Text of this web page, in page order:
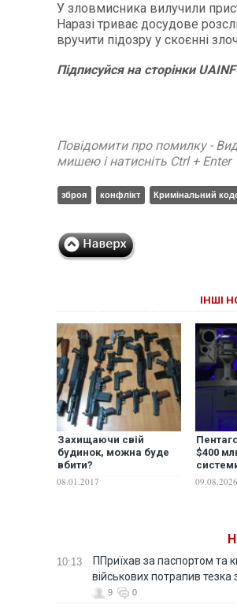
У зловмисника вилучили
Наразі триває досудове
вручити підозру у скоєнні
Підписуйсянасторінки
Повідомити про помилку -
мишею і натисніть Ctrl + Enter
зброя конфлікт Кримінальний
ІНШІ
Захищаючи свій
будинок, можна буде
вбити?
08.01.2017
$400
09.08.2026
10:13
ППриїхав за паспортом та
військових потрапив
9 0